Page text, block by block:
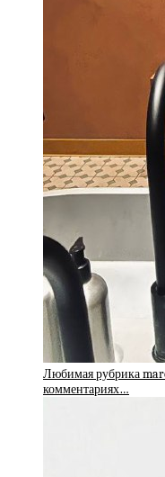
Любимая рубрика
комментариях…